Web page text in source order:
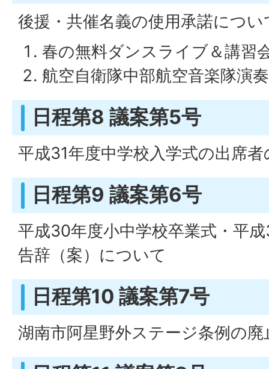
後援・共催名義の使用承諾につい
春の無料ダンスライブ＆講習
航空自衛隊中部航空音楽隊演
日程第8 議案第5号
平成31年度中学校入学式の出席
日程第9 議案第6号
平成30年度小中学校卒業式・平
告辞（案）について
日程第10 議案第7号
湖南市阿星野外ステージ条例の